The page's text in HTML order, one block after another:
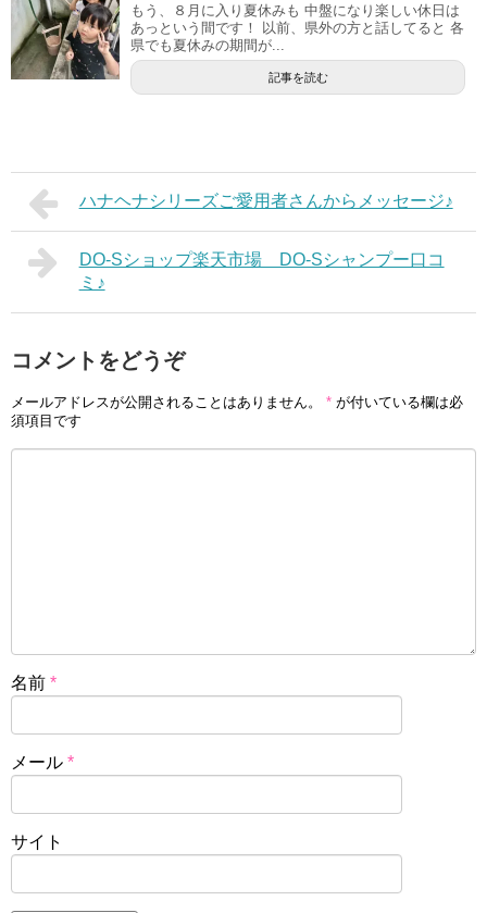
もう、８月に入り夏休みも 中盤になり楽しい休日は
あっという間です！ 以前、県外の方と話してると 各
県でも夏休みの期間が...
記事を読む
ハナヘナシリーズご愛用者さんからメッセージ♪
DO-Sショップ楽天市場 DO-Sシャンプー口コ
ミ♪
コメントをどうぞ
メールアドレスが公開されることはありません。 * が付いている欄は必
須項目です
名前 *
メール *
サイト